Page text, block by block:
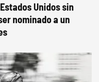
Unidos sin
nominado a un